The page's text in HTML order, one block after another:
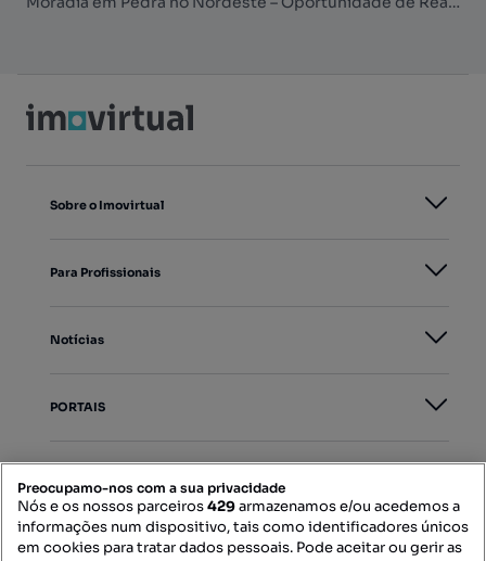
Sobre o Imovirtual
Para Profissionais
Notícias
PORTAIS
Contacte-nos
Preocupamo-nos com a sua privacidade
Nós e os nossos parceiros429armazenamos e/ou acedemos a
informações num dispositivo, tais como identificadores únicos
em cookies para tratar dados pessoais. Pode aceitar ou gerir as